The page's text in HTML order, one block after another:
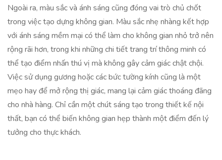
Ngoài ra, màu sắc và ánh sáng cũng đóng vai trò chủ chốt
trong việc tạo dựng không gian. Màu sắc nhẹ nhàng kết hợp
với ánh sáng mềm mại có thể làm cho không gian nhỏ trở nên
rộng rãi hơn, trong khi những chi tiết trang trí thông minh có
thể tạo điểm nhấn thú vị mà không gây cảm giác chật chội.
Việc sử dụng gương hoặc các bức tường kính cũng là một
mẹo hay để mở rộng thị giác, mang lại cảm giác thoáng đãng
cho nhà hàng. Chỉ cần một chút sáng tạo trong thiết kế nội
thất, bạn có thể biến không gian hẹp thành một điểm đến lý
tưởng cho thực khách.